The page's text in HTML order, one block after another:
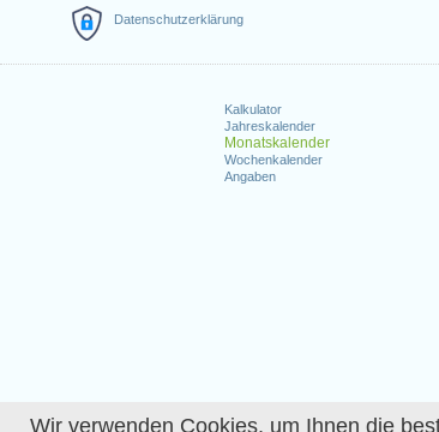
Wir verwenden Cookies, um Ihnen die
Datenschutzerklärung
Kalkulator
Jahreskalender
Monatskalender
Wochenkalender
Angaben